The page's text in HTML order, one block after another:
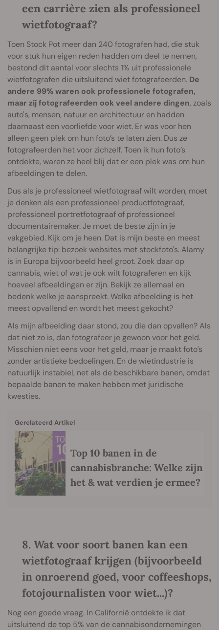
een carrière zien als professioneel
wietfotograaf?
Toen Stock Pot meer dan 240 fotografen had, die stuk
voor stuk hun eigen reden hadden om deel te nemen,
bestond dit aantal voor slechts 1% uit professionele
wietfotografen die uitsluitend wiet fotografeerden. De
andere 99% waren ook professionele fotografen,
maar zij fotografeerden ook veel andere dingen, zoals
auto's, mensen, natuur en architectuur en hadden
daarnaast een voorliefde voor wiet. Er was voor hen
alleen geen plek om hun foto’s te laten zien. Dus ze
fotografeerden het voor zichzelf. Toen ik hun foto’s
ontdekte, waren ze heel blij dat er een plek was om hun
afbeeldingen te delen.
Dus als je professioneel wietfotograaf wilt worden, moet
je denken als een professioneel productfotograaf,
professioneel portretfotograaf of professioneel
documentairemaker. Je moet de beste zijn in je
vakgebied. Kijk om je heen. Dat is mijn beste en meest
belangrijke tip: bezoek websites met stockfoto's. Alamy
is in Europa bijvoorbeeld heel groot. Zoek daar op
cannabis, wiet of wat je ook wilt fotograferen en kijk
hoeveel afbeeldingen er zijn. Bekijk ze allemaal en
bedenk welke je aanspreekt. Welke afbeelding is het
meest opvallend en wordt het meest gekocht?
Als mijn afbeelding daar stond, zou die dan opvallen? Als
dat niet zo is, dan fotografeer je gewoon voor het geld.
Misschien niet eens voor het geld, maar je maakt foto’s
zonder artistieke bedoelingen. En de wietindustrie is
natuurlijk instabiel, net als de beschikbare banen, omdat
bepaalde banen te maken hebben met juridische
kwesties.
Gerelateerd Artikel
Top 10 banen in de
cannabisbranche: Welke zijn
het & wat verdien je ermee?
8. Wat voor soort banen kan een
wietfotograaf krijgen (bijvoorbeeld
in onroerend goed, voor coffeeshops,
fotojournalisten voor wiet...)?
Nog een goede vraag. In Californië ontdekte ik dat
uitsluitend de top 5% van de cannabisondernemingen